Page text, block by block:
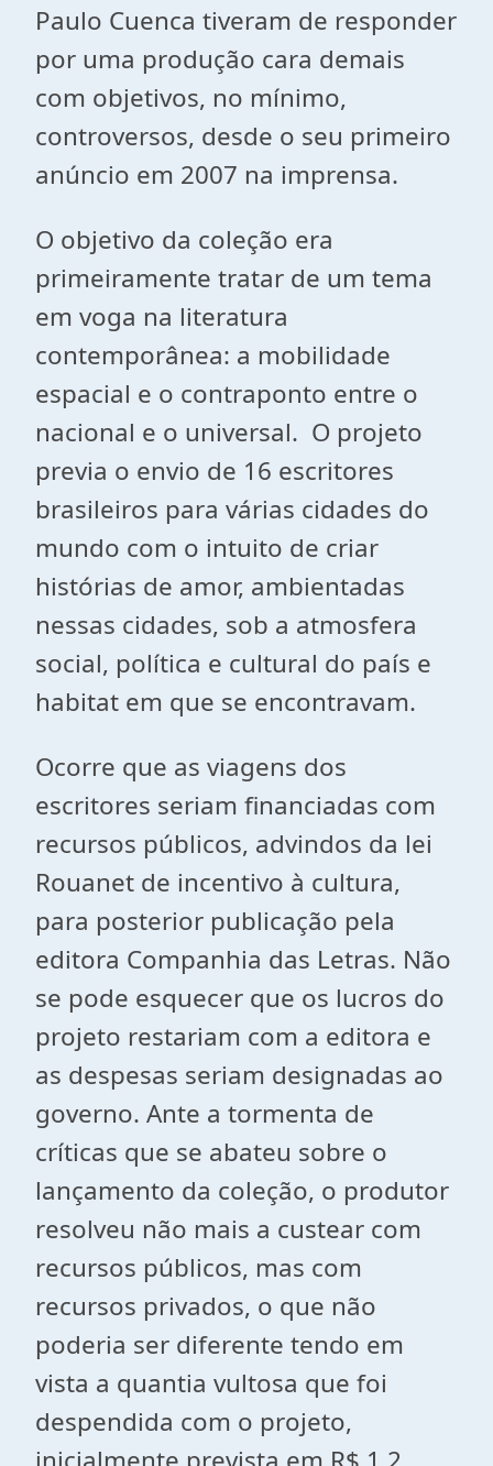
Paulo Cuenca tiveram de responder
por uma produção cara demais
com objetivos, no mínimo,
controversos, desde o seu primeiro
anúncio em 2007 na imprensa.
O objetivo da coleção era
primeiramente tratar de um tema
em voga na literatura
contemporânea: a mobilidade
espacial e o contraponto entre o
nacional e o universal. O projeto
previa o envio de 16 escritores
brasileiros para várias cidades do
mundo com o intuito de criar
histórias de amor, ambientadas
nessas cidades, sob a atmosfera
social, política e cultural do país e
habitat em que se encontravam.
Ocorre que as viagens dos
escritores seriam financiadas com
recursos públicos, advindos da lei
Rouanet de incentivo à cultura,
para posterior publicação pela
editora Companhia das Letras. Não
se pode esquecer que os lucros do
projeto restariam com a editora e
as despesas seriam designadas ao
governo. Ante a tormenta de
críticas que se abateu sobre o
lançamento da coleção, o produtor
resolveu não mais a custear com
recursos públicos, mas com
recursos privados, o que não
poderia ser diferente tendo em
vista a quantia vultosa que foi
despendida com o projeto,